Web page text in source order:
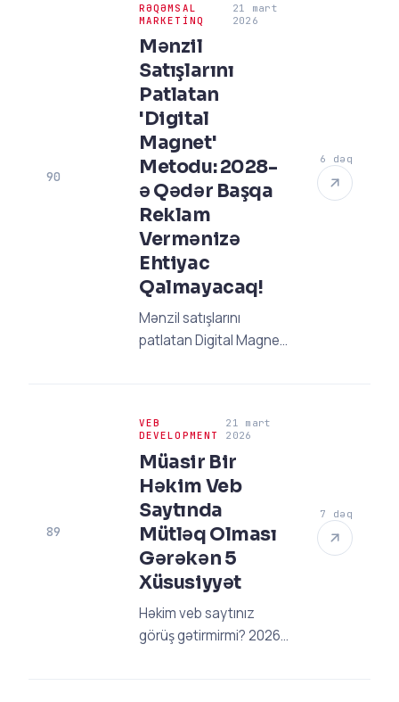
artıran strategiyalar bu
bələdçidə. Məktəbinizi
rəqəmsal kampusa
çevirin!
90
RƏQƏMSAL
MARKETINQ
21 mart
2026
Mənzil
Satışlarını
Patlatan
'Digital
Magnet'
Metodu: 2028-
ə Qədər Başqa
Reklam
Vermənizə
Ehtiyac
Qalmayacaq!
Mənzil satışlarını
patlatan Digital Magnet
aktual strategiyaları ilə
keyfiyyətli müştəri tapa
bilmənin sirləri burada.
6 dəq
89
VEB
DEVELOPMENT
21 mart
2026
Müasir Bir
Həkim Veb
Saytında
Mütləq Olması
Gərəkən 5
Xüsusiyyət
Həkim veb saytınız
görüş gətirmirmi? 2026
7 dəq